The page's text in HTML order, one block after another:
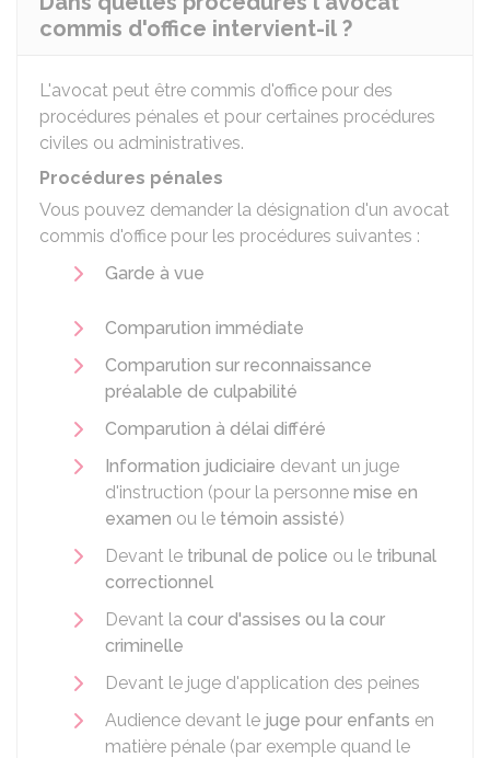
commis d'office intervient-il ?
L'avocat peut être commis d'office pour des
procédures pénales et pour certaines procédures
civiles ou administratives.
Procédures pénales
Vous pouvez demander la désignation d'un avocat
commis d'office pour les procédures suivantes :
Garde à vue
Comparution immédiate
Comparution sur reconnaissance
préalable de culpabilité
Comparution à délai différé
Information judiciaire devant un juge
d'instruction (pour la personne mise en
examen ou le témoin assisté)
Devant le tribunal de police ou le tribunal
correctionnel
Devant la cour d'assises ou la cour
criminelle
Devant le juge d'application des peines
Audience devant le juge pour enfants en
matière pénale (par exemple quand le